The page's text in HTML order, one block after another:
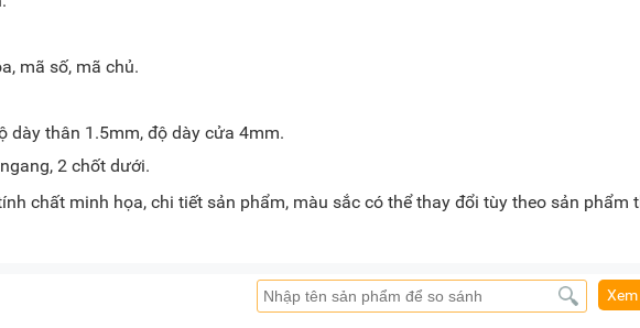
mã số, mã chủ.
dày thân 1.5mm, độ dày cửa 4mm.
2 chốt dưới.
chất minh họa, chi tiết sản phẩm, màu sắc có thể thay đổi tùy theo sản phẩm